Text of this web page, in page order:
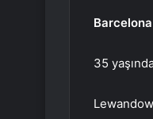
35